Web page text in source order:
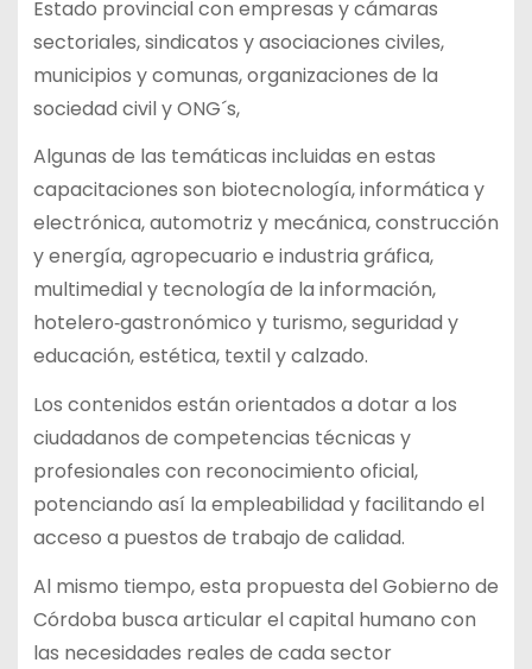
Estado provincial con empresas y cámaras
sectoriales, sindicatos y asociaciones civiles,
municipios y comunas, organizaciones de la
sociedad civil y ONG´s,
Algunas de las temáticas incluidas en estas
capacitaciones son biotecnología, informática y
electrónica, automotriz y mecánica, construcción
y energía, agropecuario e industria gráfica,
multimedial y tecnología de la información,
hotelero‑gastronómico y turismo, seguridad y
educación, estética, textil y calzado.
Los contenidos están orientados a dotar a los
ciudadanos de competencias técnicas y
profesionales con reconocimiento oficial,
potenciando así la empleabilidad y facilitando el
acceso a puestos de trabajo de calidad.
Al mismo tiempo, esta propuesta del Gobierno de
Córdoba busca articular el capital humano con
las necesidades reales de cada sector